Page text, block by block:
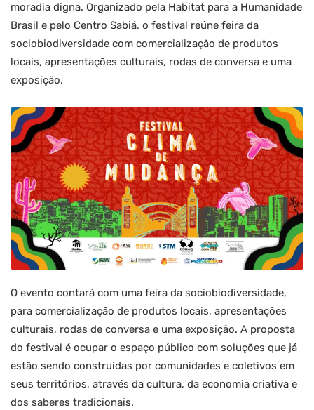
moradia digna. Organizado pela Habitat para a Humanidade
Brasil e pelo Centro Sabiá, o festival reúne feira da
sociobiodiversidade com comercialização de produtos
locais, apresentações culturais, rodas de conversa e uma
exposição.
O evento contará com uma feira da sociobiodiversidade,
para comercialização de produtos locais, apresentações
culturais, rodas de conversa e uma exposição. A proposta
do festival é ocupar o espaço público com soluções que já
estão sendo construídas por comunidades e coletivos em
seus territórios, através da cultura, da economia criativa e
dos saberes tradicionais.